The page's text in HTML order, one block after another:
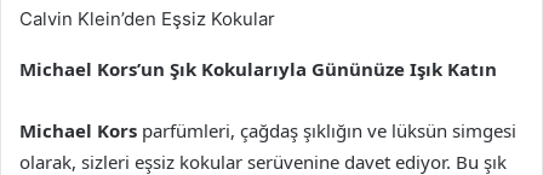
Calvin Klein’den Eşsiz Kokular
Michael Kors’un Şık Kokularıyla Gününüze Işık Katın
Michael Kors parfümleri, çağdaş şıklığın ve lüksün simgesi
olarak, sizleri eşsiz kokular serüvenine davet ediyor. Bu şık